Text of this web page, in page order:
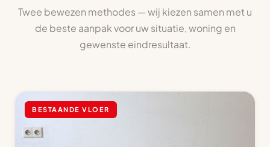
Twee bewezen methodes — wij kiezen samen met u
de beste aanpak voor uw situatie, woning en
gewenste eindresultaat.
BESTAANDE VLOER